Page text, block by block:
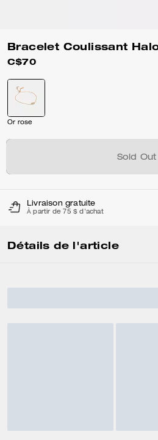
Bracelet Coulissant
C$70
Or rose
Sold Out
Livraison gratuite
À partir de 75 $ d'achat
Détails de l'article